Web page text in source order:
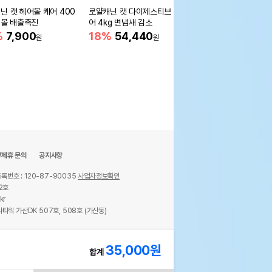
캣 헤어볼 케어 400
배출촉진
7,900원
로얄캐닌 캣 다이제스티브 케
어 4kg 변냄새 감소
18% 54,440원
합계 35,000원
휴 문의 공지사항
록번호 : 120-87-90035사업자정보확인
호
타워 가산DK 507호, 508호 (가산동)